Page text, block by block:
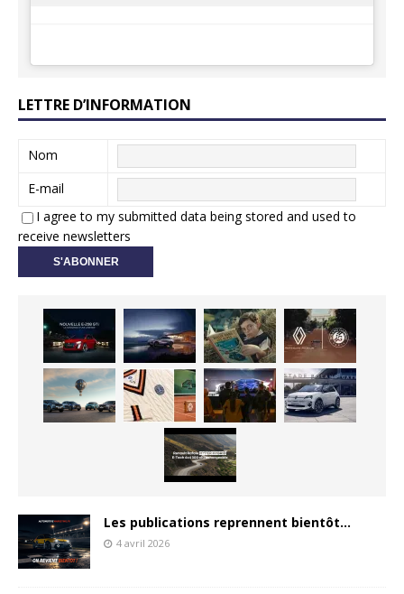
LETTRE D’INFORMATION
Nom
E-mail
I agree to my submitted data being stored and used to
receive newsletters
Les publications reprennent bientôt…
4 avril 2026